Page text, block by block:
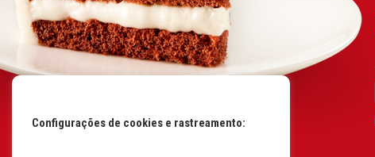
Configurações de cookies e rastreamento: